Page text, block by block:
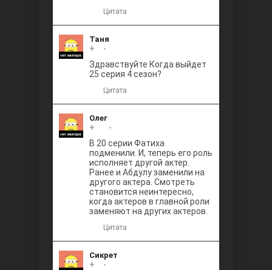
Цитата
Таня
+
-
Здравствуйте Когда выйдет
25 серия 4 сезон?
Цитата
Олег
+
-
В 20 серии Фатиха
подменили. И, теперь его роль
исполняет другой актер.
Ранее и Абдулу заменили на
другого актера. Смотреть
становится неинтересно,
когда актеров в главной роли
заменяют на других актеров.
Цитата
Сикрет
+
-